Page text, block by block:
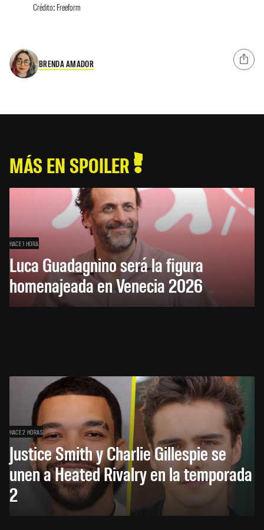
Crédito: Freeform
BRENDA AMADOR
MÁS EN SPOILER
HACE 1 HORA
Luca Guadagnino será la figura
homenajeada en Venecia 2026
HACE 2 HORAS
Justice Smith y Charlie Gillespie se
unen a Heated Rivalry en la temporada
2